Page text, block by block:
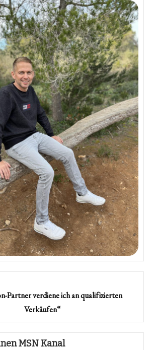
Partner verdiene ich an qualifizierten
Verkäufen“
MSN Kanal